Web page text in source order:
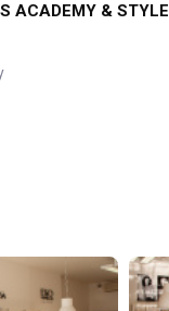
ACADEMY & STYLE